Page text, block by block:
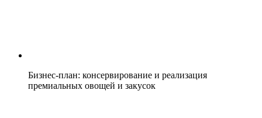
Бизнес-план: консервирование и реализация
премиальных овощей и закусок